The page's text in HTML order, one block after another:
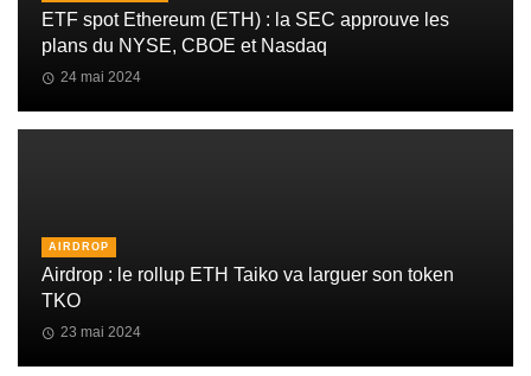
ETF spot Ethereum (ETH) : la SEC approuve les
plans du NYSE, CBOE et Nasdaq
24 mai 2024
AIRDROP
Airdrop : le rollup ETH Taiko va larguer son token
TKO
23 mai 2024